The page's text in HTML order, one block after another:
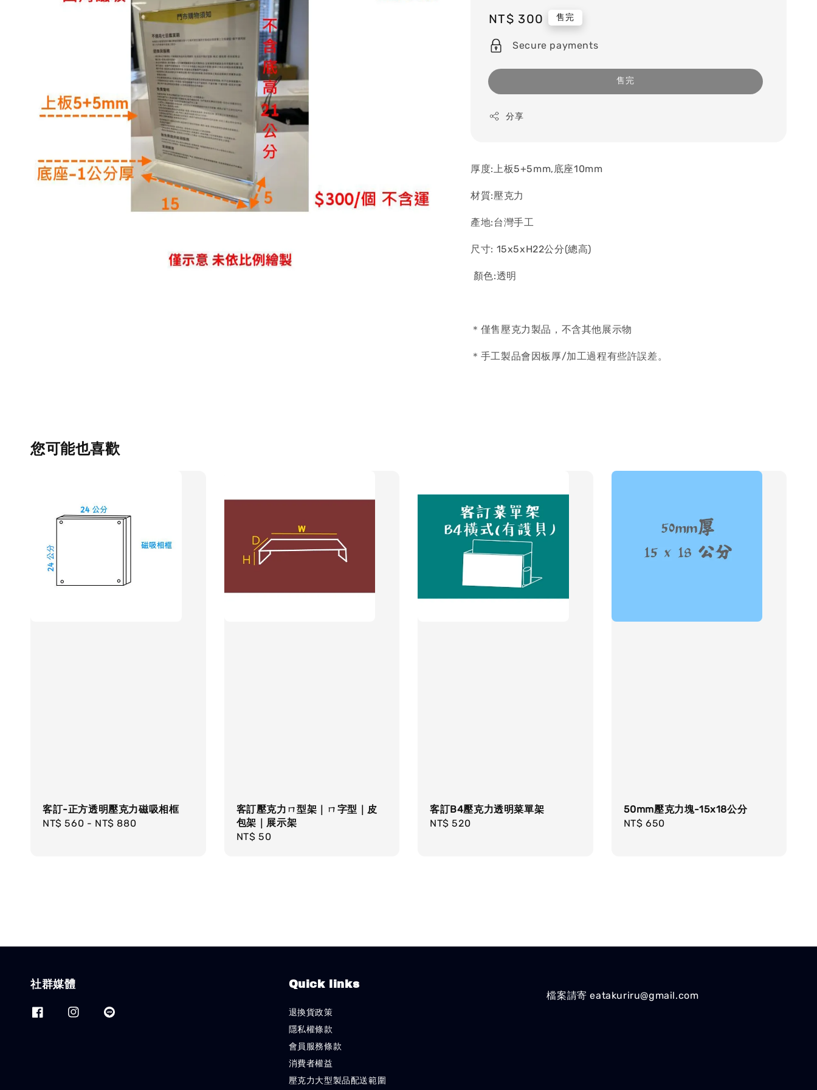
Regular
price
NT$ 300 售完
Secure payments
售完
分享
厚度:上板5+5mm,底座10mm
材質:壓克力
產地:台灣手工
尺寸: 15x5xH22公分(總高)
顏色:透明
＊僅售壓克力製品，不含其他展示物
＊手工製品會因板厚/加工過程有些許誤差。
您可能也喜歡
客訂-正方透明壓克力磁吸相框
Regular
NT$ 560 - NT$ 880
客訂壓克力ㄇ型架｜ㄇ字型｜皮
包架｜展示架
Regular
NT$ 50
客訂B4壓克力透明菜單架
Regular
NT$ 520
50mm壓克力塊-15x18公分
Regular
NT$ 650
社群媒體 Quick links
退換貨政策
隱私權條款
會員服務條款
消費者權益
壓克力大型製品配送範圍
檔案請寄 eatakuriru@gmail.com